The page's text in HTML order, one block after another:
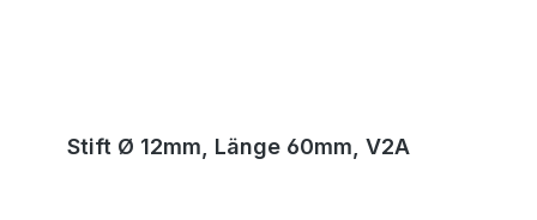
Stift Ø 12mm, Länge 60mm, V2A